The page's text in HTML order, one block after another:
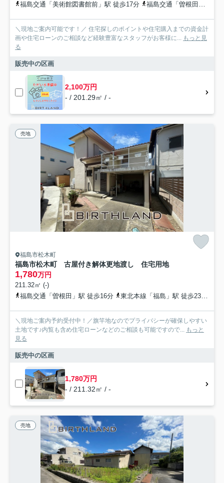
福島交通「美術館図書館前」駅 徒歩17分
福島交通「曽根田」駅 徒歩20分
＼現地ご案内可能です！／ 住宅探しのポイントや住宅購入までの資金計
画や住宅ローンのご相談など経験豊富なスタッフがお客様に... もっと見
る
販売中の区画
2,100万円
- / 201.29㎡ / -
売地
福島市松木町
福島市松木町 古屋付き解体更地渡し 住宅用地
1,780万円
211.32㎡ (-)
福島交通「曽根田」駅 徒歩16分
東北本線「福島」駅 徒歩23分
＼現地ご案内予約受付中！／旗竿地なのでプライバシーが確保しやすい
土地です♪内覧も含め住宅ローンなどのご相談も可能ですので...
もっと
見る
販売中の区画
1,780万円
- / 211.32㎡ / -
売地